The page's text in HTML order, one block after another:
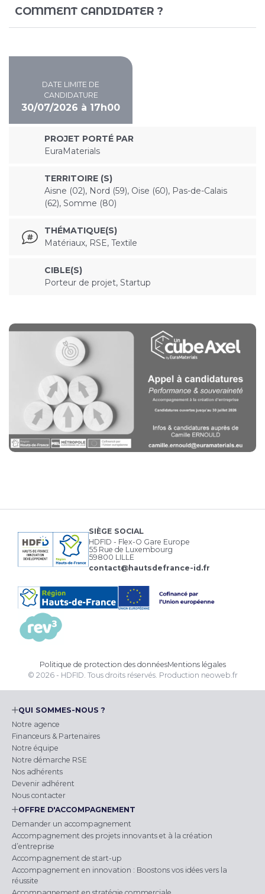
COMMENT CANDIDATER ?
DATE LIMITE DE
CANDIDATURE
30/07/2026 à 17h00
PROJET PORTÉ PAR
EuraMaterials
TERRITOIRE (S)
Aisne (02), Nord (59), Oise (60), Pas-de-Calais
(62), Somme (80)
THÉMATIQUE(S)
Matériaux, RSE, Textile
CIBLE(S)
Porteur de projet, Startup
SIÈGE SOCIAL
HDFID - Flex-O Gare Europe
55 Rue de Luxembourg
59800 LILLE
contact@hautsdefrance-id.fr
Politique de protection des donnéesMentions légales
© 2026 - HDFID. Tous droits réservés. Production neoweb.fr
QUI SOMMES-NOUS ?
Notre agence
Financeurs & Partenaires
Notre équipe
Notre démarche RSE
Nos adhérents
Devenir adhérent
Nous contacter
OFFRE D'ACCOMPAGNEMENT
Demander un accompagnement
Accompagnement des projets innovants et à la création
d’entreprise
Accompagnement de start-up
Accompagnement en innovation : Boostons vos idées vers la
réussite